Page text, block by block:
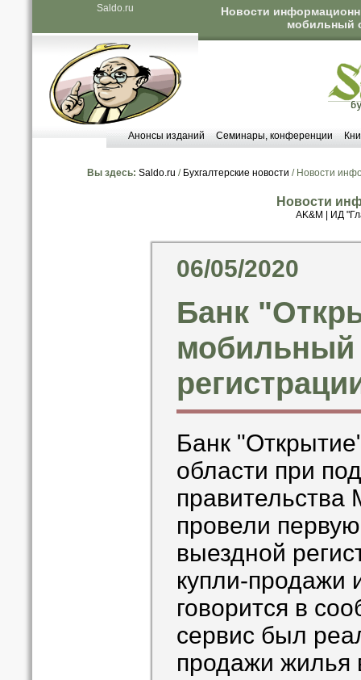
Saldo.ru
Новости
мобильный
Анонсы изданий Семинары, конференции
Вы здесь: Saldo.ru / Бухгалтерские новости / Новости
Новости
AK&M ИД
06/05/2020
Банк
мобильный
Банк
области при
правительства
провели
выездной
купли-продажи
говорится в
сервис был
продажи жилья